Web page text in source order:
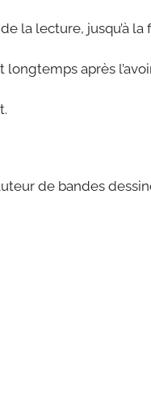
la lecture, jusqu’à
après
de bandes